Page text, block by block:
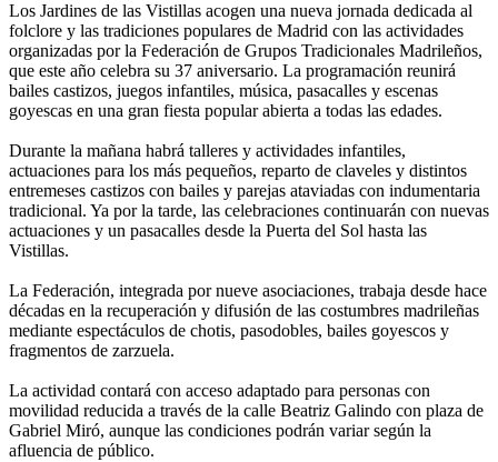
Los Jardines de las Vistillas acogen una nueva jornada dedicada al
folclore y las tradiciones populares de Madrid con las actividades
organizadas por la Federación de Grupos Tradicionales Madrileños,
que este año celebra su 37 aniversario. La programación reunirá
bailes castizos, juegos infantiles, música, pasacalles y escenas
goyescas en una gran fiesta popular abierta a todas las edades.
Durante la mañana habrá talleres y actividades infantiles,
actuaciones para los más pequeños, reparto de claveles y distintos
entremeses castizos con bailes y parejas ataviadas con indumentaria
tradicional. Ya por la tarde, las celebraciones continuarán con nuevas
actuaciones y un pasacalles desde la Puerta del Sol hasta las
Vistillas.
La Federación, integrada por nueve asociaciones, trabaja desde hace
décadas en la recuperación y difusión de las costumbres madrileñas
mediante espectáculos de chotis, pasodobles, bailes goyescos y
fragmentos de zarzuela.
La actividad contará con acceso adaptado para personas con
movilidad reducida a través de la calle Beatriz Galindo con plaza de
Gabriel Miró, aunque las condiciones podrán variar según la
afluencia de público.